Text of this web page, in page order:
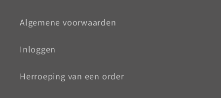
Algemene voorwaarden
Inloggen
Herroeping van een order